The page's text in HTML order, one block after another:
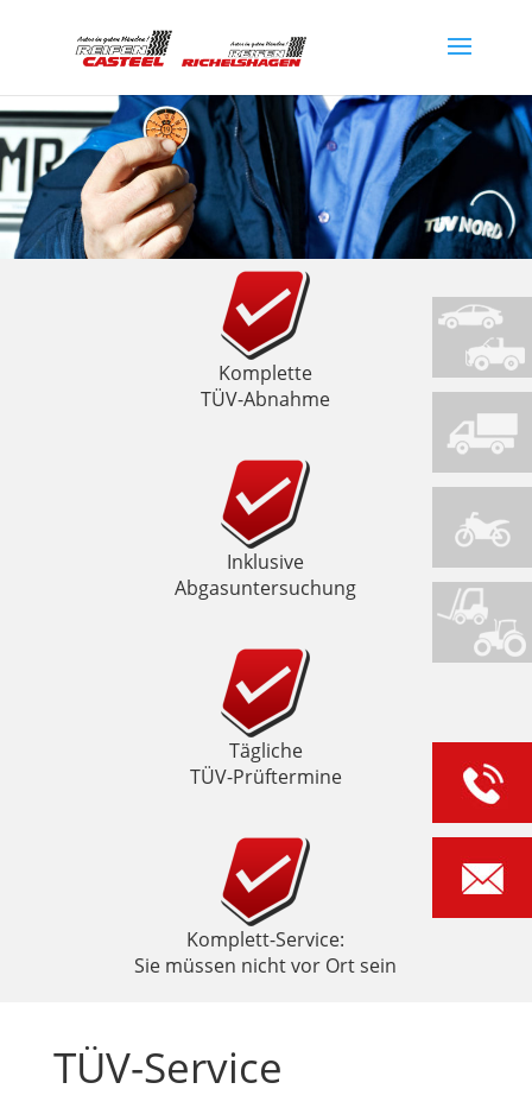
Komplette
TÜV-Abnahme
Inklusive
Abgasuntersuchung
Tägliche
TÜV-Prüftermine
Komplett-Service:
Sie müssen nicht vor Ort sein
TÜV-Service